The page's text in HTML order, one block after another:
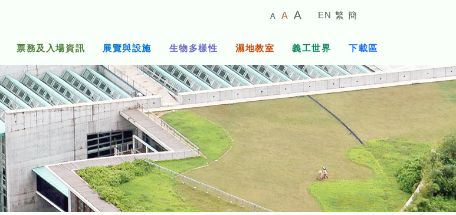
A
較
A
預
字
體
大
小
A
的
字
體
EN 繁 簡
票務及入場資訊 展覽與設施 生物多樣性 濕地教室 義工世界 下載區